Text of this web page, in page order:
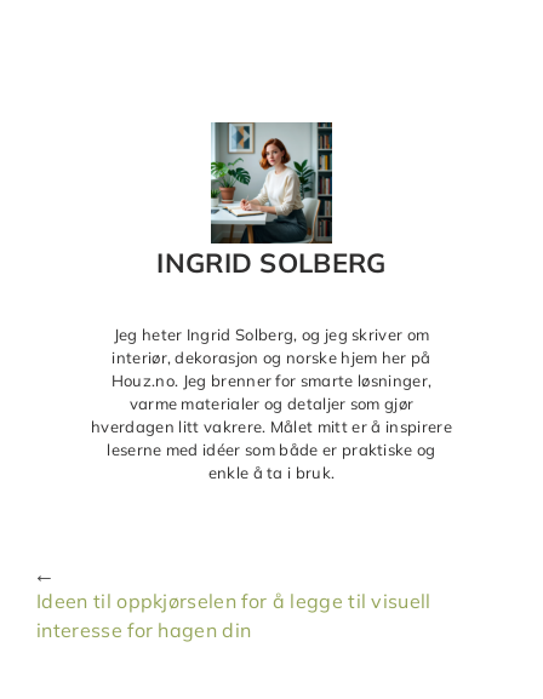
INGRID SOLBERG
Jeg heter Ingrid Solberg, og jeg skriver om
interiør, dekorasjon og norske hjem her på
Houz.no. Jeg brenner for smarte løsninger,
varme materialer og detaljer som gjør
hverdagen litt vakrere. Målet mitt er å inspirere
leserne med idéer som både er praktiske og
enkle å ta i bruk.
Ideen til oppkjørselen for å legge til visuell
interesse for hagen din